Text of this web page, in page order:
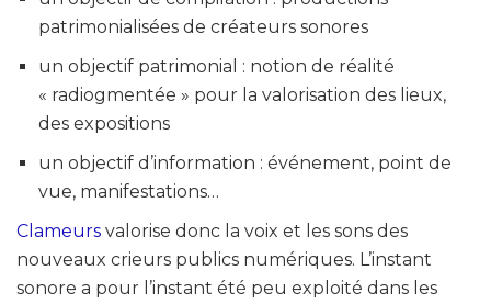
patrimonialisées de créateurs sonores
un objectif patrimonial : notion de réalité
« radiogmentée » pour la valorisation des lieux,
des expositions
un objectif d’information : événement, point de
vue, manifestations…
Clameurs valorise donc la voix et les sons des
nouveaux crieurs publics numériques. L’instant
sonore a pour l’instant été peu exploité dans les